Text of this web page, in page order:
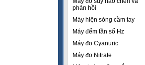
phản hồi
Máy hiện sóng cầm tay
Máy đếm tần số Hz
Máy đo Cyanuric
Máy đo Nitrate